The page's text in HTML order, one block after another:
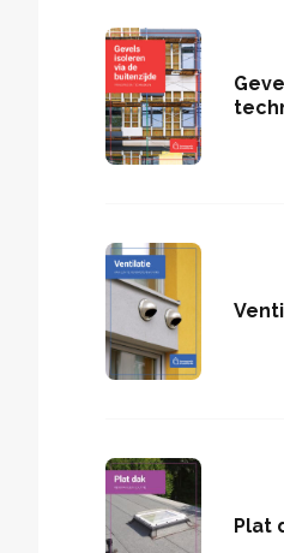
Plat